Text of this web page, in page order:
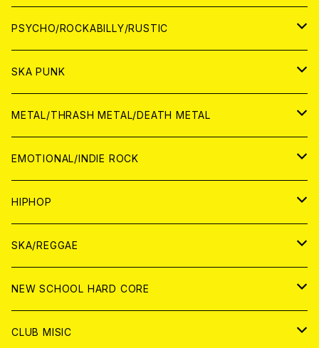
CD
アナログ
CD
JAPAN
CD
ANALOG
WORLD
CD
ANALOG
PSYCHO/ROCKABILLY/RUSTIC
JAPAN
CD
ANALOG
WORLD
CD
ANALOG
SKA PUNK
JAPAN
CD
ANALOG
WORLD
CD
ANALOG
METAL/THRASH METAL/DEATH METAL
JAPAN
CD
ANALOG
WORLD
ANALOG
CD
EMOTIONAL/INDIE ROCK
JAPAN
CD
ANALOG
WORLD
CD
ANALOG
HIPHOP
JAPAN
CD
ANALOG
WORLD
CD
SKA/REGGAE
JAPAN
CD
WORLD
NEW SCHOOL HARD CORE
JAPAN
CLUB MISIC